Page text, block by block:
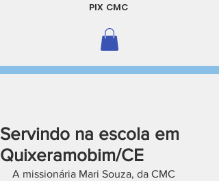
PIX CMC
Servindo na escola em
Quixeramobim/CE
A missionária Mari Souza, da CMC